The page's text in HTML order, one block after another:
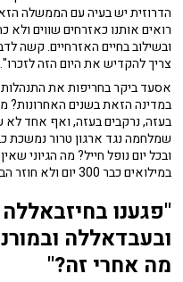
הדרוזית יש בעיה עם הממשלה
רואים אותנו כאזרחים שווים
ובשילוב בחיים האזרחיים. קשה
צריך להקדיש את היום הזה לזכרו".
אסעד ביקר בחריפות את התנהלות
בעזה, נרקבים בעזה, ואף אחד לא
שמלחמה נגד ארגון טרור נמשכת
ובכל יום נופל חייל? מה הגיוני
במילואים כבר 300 יום ולא חוזר הביתה. מה הגיוני?"
"פגענו
ובעבדאללה
מה אחרי זה?"